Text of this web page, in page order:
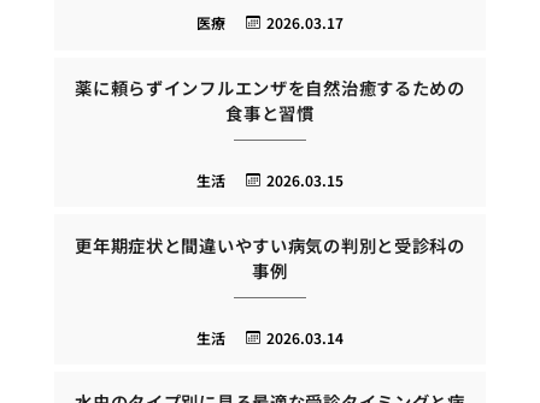
2026.03.17
医療
薬に頼らずインフルエンザを自然治癒するための
食事と習慣
2026.03.15
生活
更年期症状と間違いやすい病気の判別と受診科の
事例
2026.03.14
生活